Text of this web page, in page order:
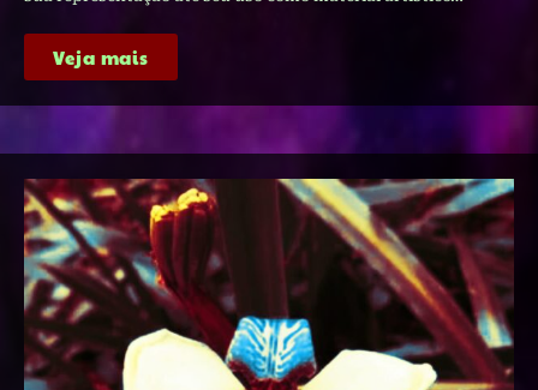
Veja mais